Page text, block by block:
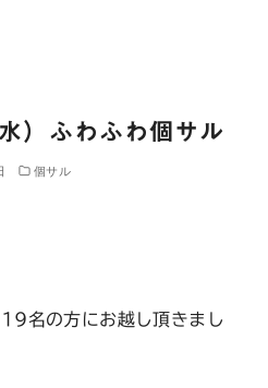
）ふわふわ個サル
個サル
名の方にお越し頂きまし